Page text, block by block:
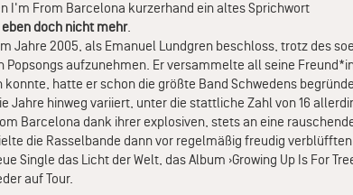
I'm From Barcelona kurzerhand ein altes Sprichwort
doch nicht mehr.
Jahre 2005, als Emanuel Lundgren beschloss, trotz des
Popsongs aufzunehmen. Er versammelte all seine
hatte er schon die größte Band Schwedens
Jahre hinweg variiert, unter die stattliche Zahl von 16
Barcelona dank ihrer explosiven, stets an eine
die Rasselbande dann vor regelmäßig freudig
Single das Licht der Welt, das Album ›Growing Up Is For
auf Tour.